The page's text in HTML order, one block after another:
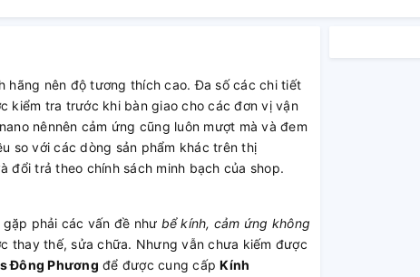
hãng nên độ tương thích cao. Đa số các chi tiết
kiểm tra trước khi bàn giao cho các đơn vị vận
nênnên cảm ứng cũng luôn mượt mà và đem
so với các dòng sản phẩm khác trên thị
đổi trả theo chính sách minh bạch của shop.
phải các vấn đề như bể kính, cảm ứng không
thay thế, sửa chữa. Nhưng vẫn chưa kiếm được
Đông Phương để được cung cấpKính